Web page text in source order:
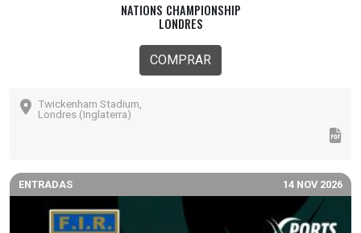
NATIONS CHAMPIONSHIP
LONDRES
COMPRAR
Twickenham Stadium,
Londres (Inglaterra)
ENTRADAS 14 NOV 2026